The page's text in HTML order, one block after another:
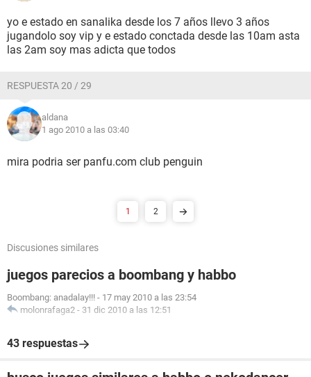
yo e estado en sanalika desde los 7 años llevo 3 años
jugandolo soy vip y e estado conctada desde las 10am asta
las 2am soy mas adicta que todos
RESPUESTA 20 / 29
aldana
1 ago 2010 a las 03:40
mira podria ser panfu.com club penguin
1 2
Discusiones similares
juegos parecios a boombang y habbo
Boombang: anadalay!!! - 17 may 2010 a las 23:54
molonrafaga2 - 31 dic 2010 a las 12:51
43 respuestas